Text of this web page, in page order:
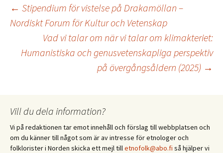
Inläggsnavigering
← Stipendium för vistelse på Drakamöllan –
Nordiskt Forum för Kultur och Vetenskap
Vad vi talar om när vi talar om klimakteriet:
Humanistiska och genusvetenskapliga perspektiv
på övergångsåldern (2025) →
Vill du dela information?
Vi på redaktionen tar emot innehåll och förslag till webbplatsen och
om du känner till något som är av intresse för etnologer och
folklorister i Norden skicka ett mejl tilletnofolk@abo.fi så hjälper vi